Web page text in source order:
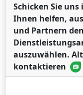
Schicken Sie
Ihnen helfen,
und Partnern
auszuwählen.
kontaktieren